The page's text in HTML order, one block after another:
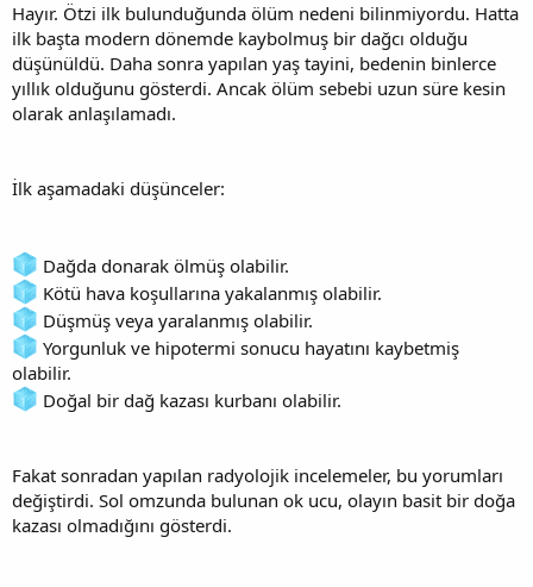
Hayır. Ötzi ilk bulunduğunda ölüm nedeni bilinmiyordu. Hatta
ilk başta modern dönemde kaybolmuş bir dağcı olduğu
düşünüldü. Daha sonra yapılan yaş tayini, bedenin binlerce
yıllık olduğunu gösterdi. Ancak ölüm sebebi uzun süre kesin
olarak anlaşılamadı.
İlk aşamadaki düşünceler:
Dağda donarak ölmüş olabilir.
Kötü hava koşullarına yakalanmış olabilir.
Düşmüş veya yaralanmış olabilir.
Yorgunluk ve hipotermi sonucu hayatını kaybetmiş
olabilir.
Doğal bir dağ kazası kurbanı olabilir.
Fakat sonradan yapılan radyolojik incelemeler, bu yorumları
değiştirdi. Sol omzunda bulunan ok ucu, olayın basit bir doğa
kazası olmadığını gösterdi.